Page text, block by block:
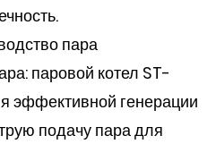
пара
паровой котел ST-
эффективной генерации
подачу пара для